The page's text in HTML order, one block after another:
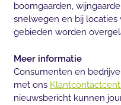
boomgaarden,
snelwegen en bij
gebieden worden
Meer informatie
Consumenten en
met ons
nieuwsbericht kunnen